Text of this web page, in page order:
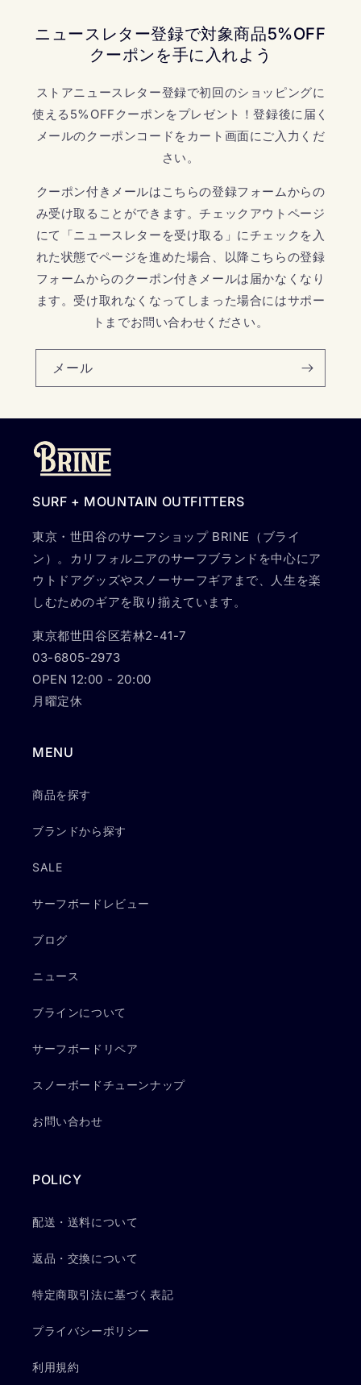
ニュースレター登録で対象商品5%OFF
クーポンを手に入れよう
ストアニュースレター登録で初回のショッピングに
使える5%OFFクーポンをプレゼント！登録後に届く
メールのクーポンコードをカート画面にご入力くだ
さい。
クーポン付きメールはこちらの登録フォームからの
み受け取ることができます。チェックアウトページ
にて「ニュースレターを受け取る」にチェックを入
れた状態でページを進めた場合、以降こちらの登録
フォームからのクーポン付きメールは届かなくなり
ます。受け取れなくなってしまった場合にはサポー
トまでお問い合わせください。
メール
SURF + MOUNTAIN OUTFITTERS
東京・世田谷のサーフショップ BRINE（ブライ
ン）。カリフォルニアのサーフブランドを中心にア
ウトドアグッズやスノーサーフギアまで、人生を楽
しむためのギアを取り揃えています。
東京都世田谷区若林2-41-7
03-6805-2973
OPEN 12:00 - 20:00
月曜定休
MENU
商品を探す
ブランドから探す
SALE
サーフボードレビュー
ブログ
ニュース
ブラインについて
サーフボードリペア
スノーボードチューンナップ
お問い合わせ
POLICY
配送・送料について
返品・交換について
特定商取引法に基づく表記
プライバシーポリシー
利用規約